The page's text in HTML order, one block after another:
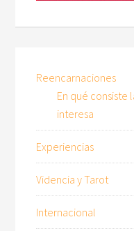
Reencarnaciones
En qué consiste
interesa
Experiencias
Videncia y Tarot
Internacional